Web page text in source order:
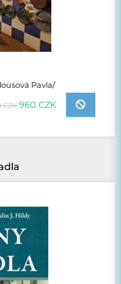
Pavla/
CZK960 CZK